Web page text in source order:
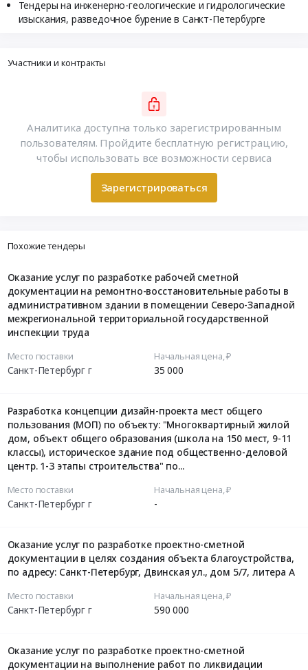
Тендеры на инженерно-геологические и гидрологические
изыскания, разведочное бурение в Санкт-Петербурге
Участники и контракты
Аналитика доступна только зарегистрированным
пользователям. Пройдите бесплатную регистрацию,
чтобы использовать все возможности сервиса
Зарегистрироваться
Похожие тендеры
Оказание услуг по разработке рабочей сметной
документации на ремонтно-восстановительные работы в
административном здании в помещении Северо-Западной
межрегиональной территориальной государственной
инспекции труда
Место поставки
Санкт-Петербург г
Начальная цена, ₽
35 000
Разработка концепции дизайн-проекта мест общего
пользования (МОП) по объекту: "Многоквартирный жилой
дом, объект общего образования (школа на 150 мест, 9-11
классы), историческое здание под общественно-деловой
центр. 1-3 этапы строительства" по...
Место поставки
Санкт-Петербург г
Начальная цена, ₽
-
Оказание услуг по разработке проектно-сметной
документации в целях создания объекта благоустройства,
по адресу: Санкт-Петербург, Двинская ул., дом 5/7, литера А
Место поставки
Санкт-Петербург г
Начальная цена, ₽
590 000
Оказание услуг по разработке проектно-сметной
документации на выполнение работ по ликвидации